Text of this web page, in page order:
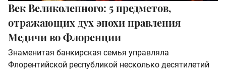
Век Великолепного: 5 предметов,
отражающих дух эпохи правления
Медичи во Флоренции
Знаменитая банкирская семья управляла
Флорентийской республикой несколько десятилетий